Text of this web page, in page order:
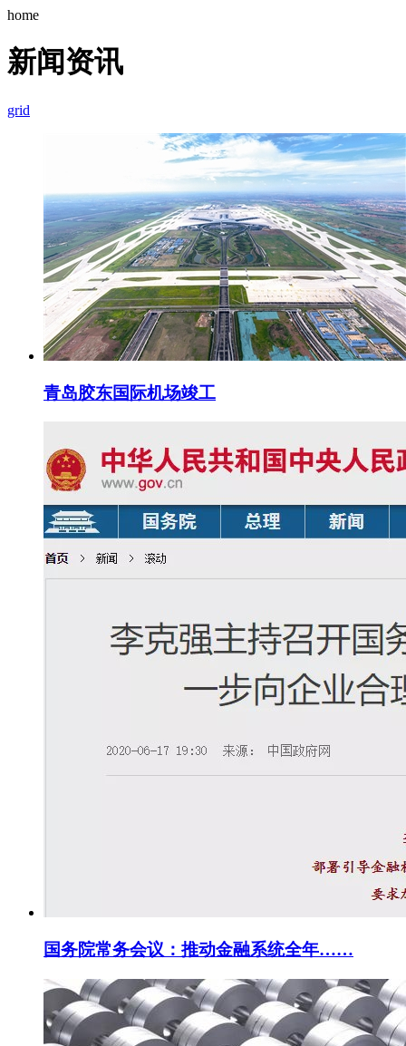
home
新闻资讯
grid
青岛胶东国际机场竣工
国务院常务会议：推动金融系统全年……